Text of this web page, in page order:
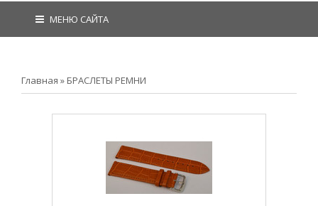
МЕНЮ САЙТА
Главная » БРАСЛЕТЫ РЕМНИ